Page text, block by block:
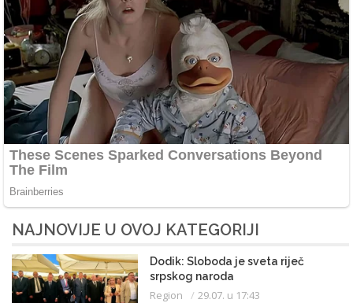
NAJNOVIJE U OVOJ KATEGORIJI
Dodik: Sloboda je sveta riječ
srpskog naroda
Region 29.07. u 17:43